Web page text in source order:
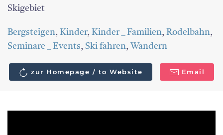
Skigebiet
Bergsteigen, Kinder, Kinder _ Familien, Rodelbahn,
Seminare _ Events, Ski fahren, Wandern
zur Homepage / to Website Email